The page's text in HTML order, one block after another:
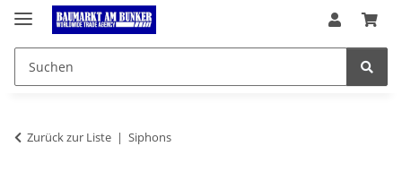
Zurück zur Liste Siphons